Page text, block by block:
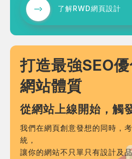
了解RWD網頁設計
打造最強SEO
網站體質
從網站上線開始，觸
我們在網頁創意發想的同時，
統，
讓你的網站不只單只有設計及品
案件報價 合作提案
使用線上訂房系統 其他洽
完成時間※
建置預算 ※